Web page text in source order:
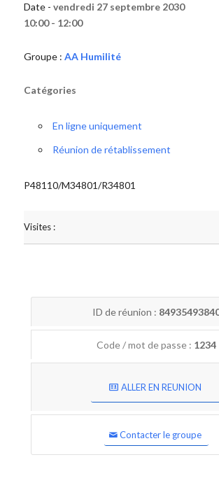
Date - vendredi 27 septembre 2030
10:00 - 12:00
Groupe : AA Humilité
Catégories
En ligne uniquement
Réunion de rétablissement
P48110/M34801/R34801
Visites :
ID de réunion :
Code / mot de passe : 1234
ALLER EN REUNION
Contacter le groupe